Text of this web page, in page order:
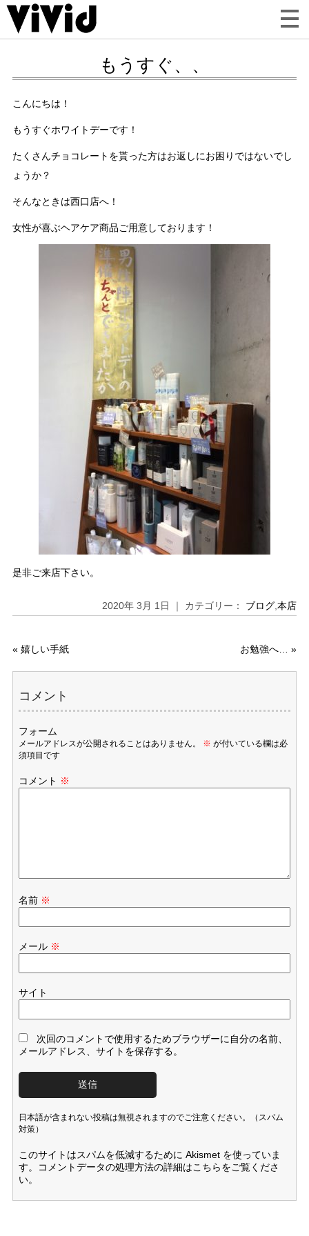
もうすぐ、、
こんにちは！
もうすぐホワイトデーです！
たくさんチョコレートを貰った方はお返しにお困りではないでし
ょうか？
そんなときは西口店へ！
女性が喜ぶヘアケア商品ご用意しております！
是非ご来店下さい。
2020年 3月 1日 ｜ カテゴリー： ブログ ,本店
« 嬉しい手紙 お勉強へ… »
コメント
フォーム
メールアドレスが公開されることはありません。 ※ が付いている欄は必
須項目です
コメント ※
名前 ※
メール ※
サイト
次回のコメントで使用するためブラウザーに自分の名前、
メールアドレス、サイトを保存する。
日本語が含まれない投稿は無視されますのでご注意ください。（スパム
対策）
このサイトはスパムを低減するために Akismet を使っていま
す。
コメントデータの処理方法の詳細はこちらをご覧くださ
い。